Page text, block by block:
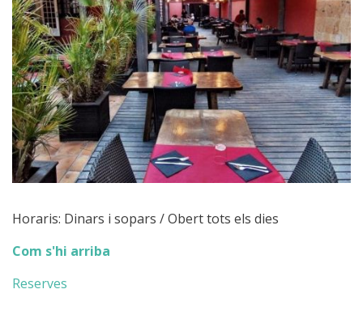
Horaris: Dinars i sopars / Obert tots els dies
Com s'hi arriba
Reserves